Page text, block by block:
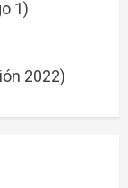
1)
2022)